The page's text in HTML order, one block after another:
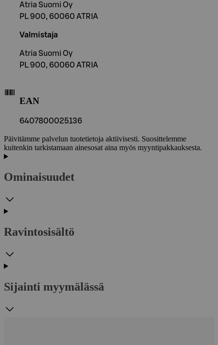
Atria Suomi Oy
PL 900, 60060 ATRIA
Valmistaja
Atria Suomi Oy
PL 900, 60060 ATRIA
EAN
6407800025136
Päivitämme palvelun tuotetietoja aktiivisesti. Suosittelemme
kuitenkin tarkistamaan ainesosat aina myös myyntipakkauksesta.
Ominaisuudet
Ravintosisältö
Sijainti myymälässä